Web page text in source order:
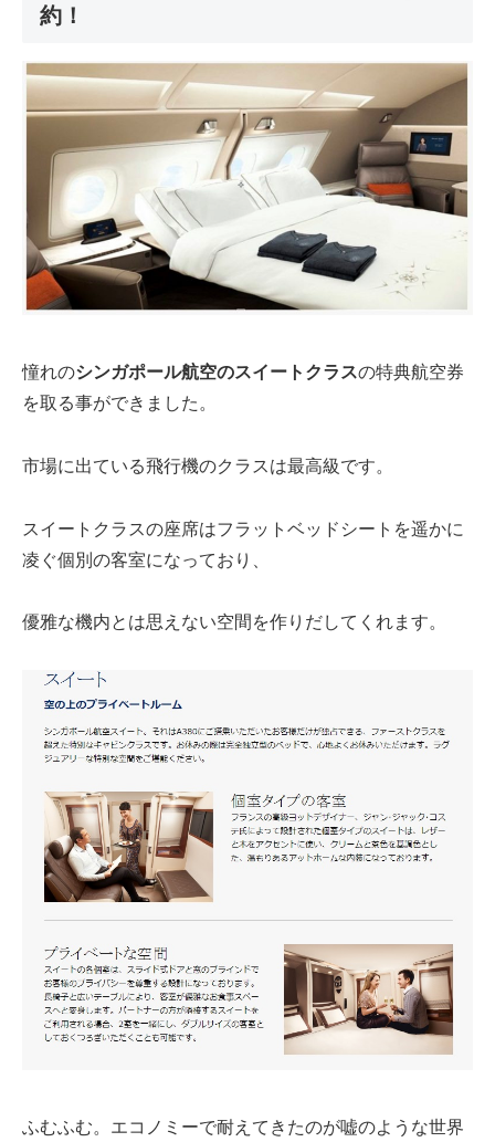
約！
憧れのシンガポール航空のスイートクラスの特典航空券
を取る事ができました。
市場に出ている飛行機のクラスは最高級です。
スイートクラスの座席はフラットベッドシートを遥かに
凌ぐ個別の客室になっており、
優雅な機内とは思えない空間を作りだしてくれます。
ふむふむ。エコノミーで耐えてきたのが嘘のような世界